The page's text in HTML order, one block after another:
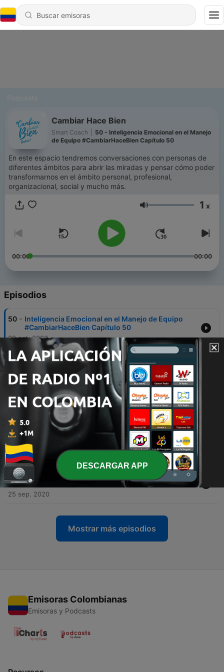
Cambiar Hace Bien
Smart Coach
50 - Inteligencia Emocional en el Manejo
de Equipo #CambiarHaceBien Capítulo 50
En este espacio tendremos conversaciones con personas de
diferentes ámbitos para abrir las miradas y pensar cómo poder
transformarnos en el ámbito personal, profesional,
organizacional, social y mucho más.
Volumen 1 x
00:00 00:00
Episodios
50 - Inteligencia Emocional en el Manejo de Equipo
#CambiarHaceBien Capítulo 50
30 oct. 2020
49 - Manejo de Emociones #CambiarHaceBien
23 oct. 2020
48 - Apoyo emocional a Centennials
#CambiarHaceBien Capítulo 48
16 oct. 2020
47 - Metodología de Inteligencia Conductual
#CambiarHaceBien Capítulo 47
09 oct. 2020
46 - Coaching en la humanización de la atención de la
salud #CambiarHaceBien capítulo 46
25 sep. 2020
Mostrar más episodios
Emisoras Colombianas
Emisoras y Podcasts
DESCARGAR APP